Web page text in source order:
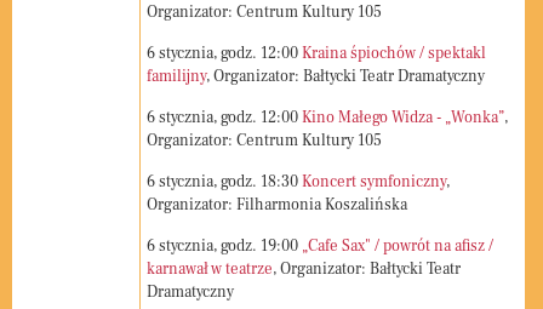
Organizator: Centrum Kultury 105
6stycznia, godz. 12:00Kraina śpiochów / spektakl
familijny, Organizator: Bałtycki Teatr Dramatyczny
6stycznia, godz. 12:00Kino Małego Widza - „Wonka”,
Organizator: Centrum Kultury 105
6stycznia, godz. 18:30Koncert symfoniczny,
Organizator: Filharmonia Koszalińska
6stycznia, godz. 19:00 „Cafe Sax" / powrót na afisz /
karnawał w teatrze, Organizator: Bałtycki Teatr
Dramatyczny